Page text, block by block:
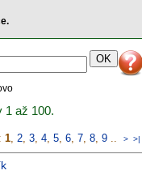
1 až 100.
1, 2, 3, 4, 5, 6, 7, 8, 9 .. > >|